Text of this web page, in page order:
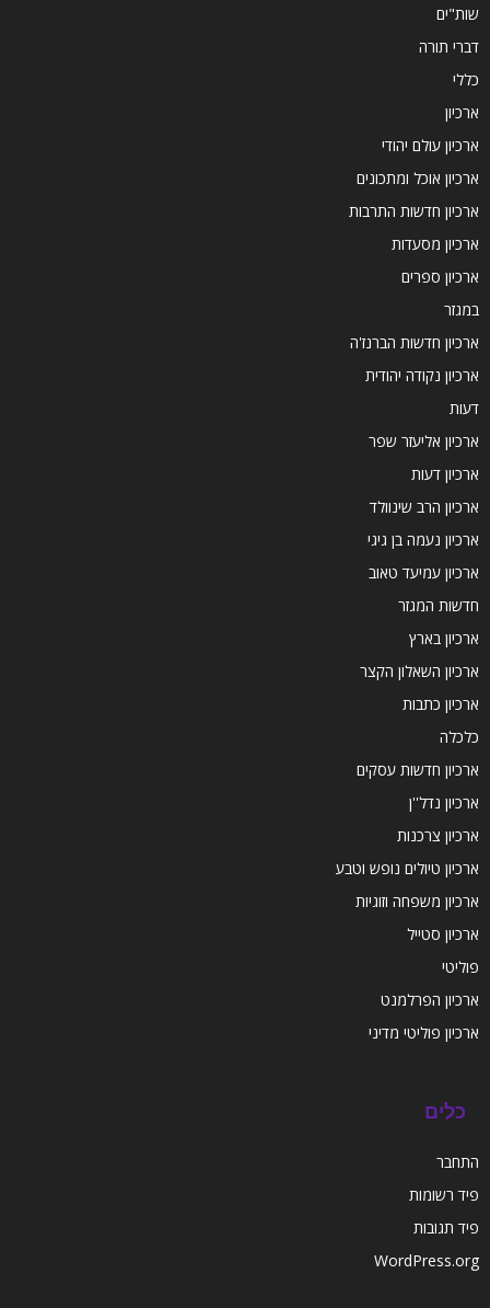
שות"ים
דברי תורה
כללי
ארכיון
ארכיון עולם יהודי
ארכיון אוכל ומתכונים
ארכיון חדשות התרבות
ארכיון מסעדות
ארכיון ספרים
במגזר
ארכיון חדשות הברנז'ה
ארכיון נקודה יהודית
דעות
ארכיון אליעזר שפר
ארכיון דעות
ארכיון הרב שינוולד
ארכיון נעמה בן גיגי
ארכיון עמיעד טאוב
חדשות המגזר
ארכיון בארץ
ארכיון השאלון הקצר
ארכיון כתבות
כלכלה
ארכיון חדשות עסקים
ארכיון נדל''ן
ארכיון צרכנות
ארכיון טיולים נופש וטבע
ארכיון משפחה וזוגיות
ארכיון סטייל
פוליטי
ארכיון הפרלמנט
ארכיון פוליטי מדיני
כלים
התחבר
פיד רשומות
פיד תגובות
WordPress.org